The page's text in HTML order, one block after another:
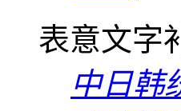
表意文字
中日韩